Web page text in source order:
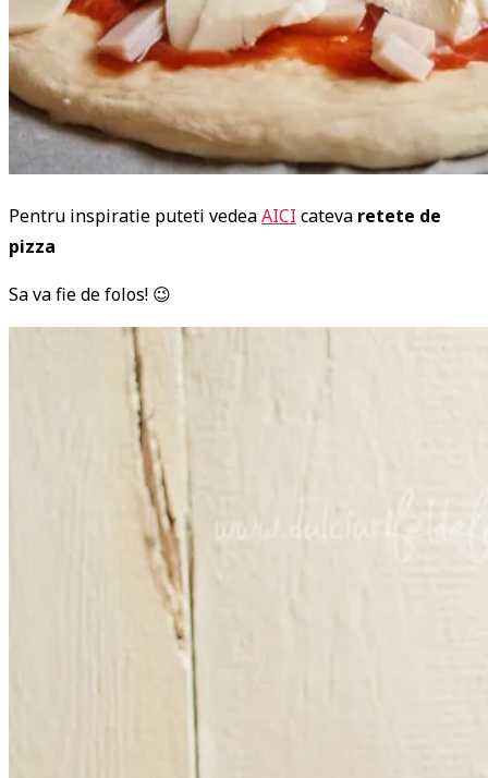
Pentru inspiratie puteti vedeaAICI cateva retete de
pizza
Sa va fie de folos! 😉